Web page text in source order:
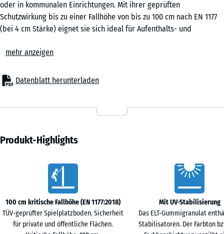
oder in kommunalen Einrichtungen. Mit ihrer geprüften
Schutzwirkung bis zu einer Fallhöhe von bis zu 100 cm nach EN 1177
(bei 4 cm Stärke) eignet sie sich ideal für Aufenthalts- und
Spielflächen. Auch in Senioreneinrichtungen, in der Rehabilitation
bewährter Bodenbelag, der Sicherheit, Komfort und
Wirtschaftlichkeit verbindet.
– Spielbereiche für kleine Kinder, Balancier- und Bewegungszonen
– Terrassen mit Spielgeräten oder Aufenthaltsbereichen
– Fitness- und Outdoor-Fitnessanlagen
therapeutische Räume
Material & Aufbau
Die Platten bestehen aus PU-gebundenem Gummigranulat. Die
elastische, rutschhemmende Oberfläche ist robust und dauerhaft
belastbar. Erhältlich in 3 oder 4 cm Stärke, bieten die Puzzlematten
mehr anzeigen
Datenblatt herunterladen
|
0,25
m²
x
50
0,25
- € 2,90
50
x 4
+ € 3,60
Produkt-Highlights
100 cm kritische Fallhöhe (EN 1177:2018)
TÜV-geprüfter Spielplatzboden. Sicherheit
für private und öffentliche Flächen.
Mit UV-Stabilisierung
Das ELT-Gummigranulat
Stabilisatoren. Der Farbton